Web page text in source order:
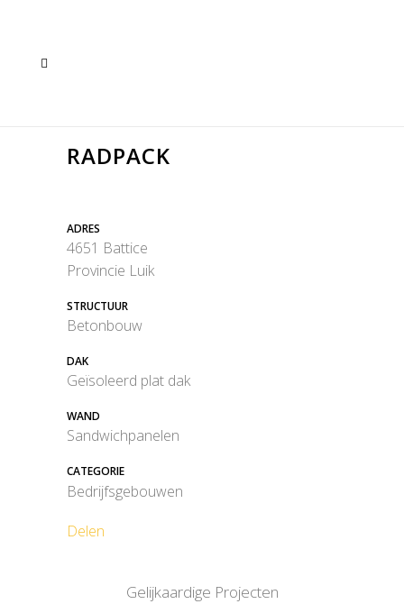
RADPACK
ADRES
4651 Battice
Provincie Luik
STRUCTUUR
Betonbouw
DAK
Geïsoleerd plat dak
WAND
Sandwichpanelen
CATEGORIE
Bedrijfsgebouwen
Delen
Gelijkaardige Projecten